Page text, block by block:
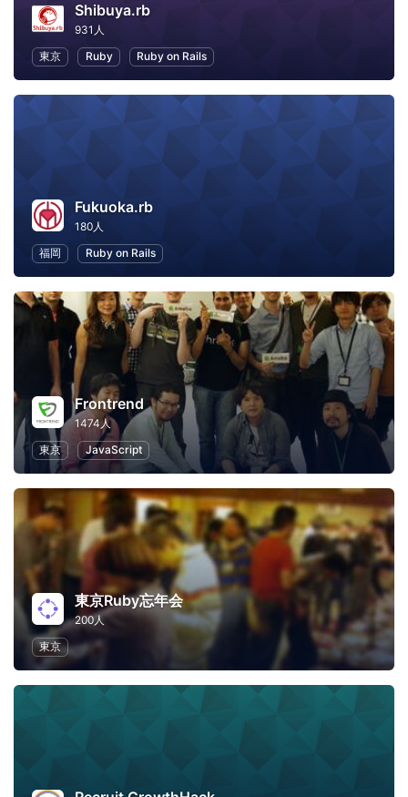
Shibuya.rb
931人
東京
Ruby Ruby on Rails
Fukuoka.rb
180人
福岡
Ruby on Rails
Frontrend
1474人
東京
JavaScript
東京Ruby忘年会
200人
東京